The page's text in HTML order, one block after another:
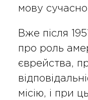
мову
Вже після
про роль
єврейства,
місію, і при